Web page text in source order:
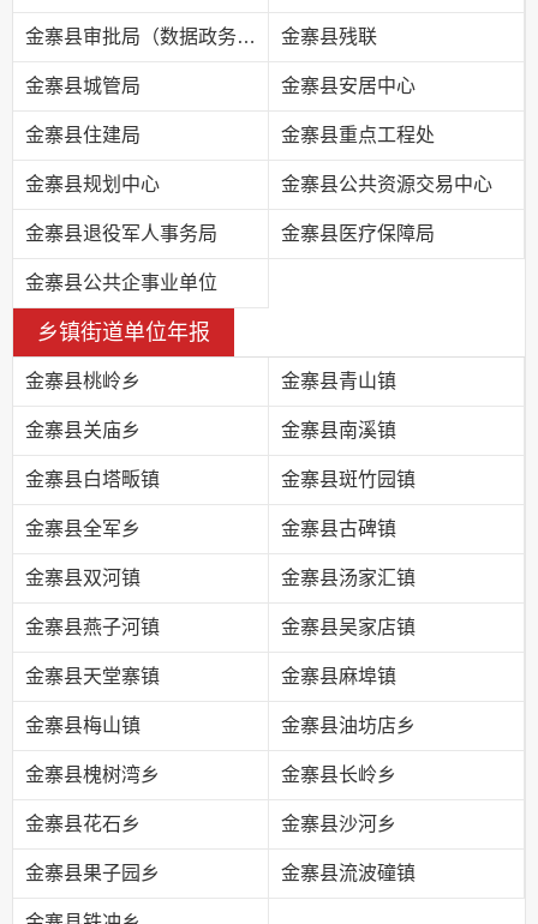
金寨县审批局（数据政务局） 金寨县残联
金寨县城管局 金寨县安居中心
金寨县住建局 金寨县重点工程处
金寨县规划中心 金寨县公共资源交易中心
金寨县退役军人事务局 金寨县医疗保障局
金寨县公共企事业单位
乡镇街道单位年报
金寨县桃岭乡 金寨县青山镇
金寨县关庙乡 金寨县南溪镇
金寨县白塔畈镇 金寨县斑竹园镇
金寨县全军乡 金寨县古碑镇
金寨县双河镇 金寨县汤家汇镇
金寨县燕子河镇 金寨县吴家店镇
金寨县天堂寨镇 金寨县麻埠镇
金寨县梅山镇 金寨县油坊店乡
金寨县槐树湾乡 金寨县长岭乡
金寨县花石乡 金寨县沙河乡
金寨县果子园乡 金寨县流波䃥镇